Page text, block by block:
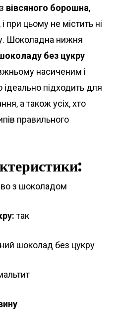
вівсяного борошна,
і при цьому не містить ні
Шоколадна нижня
без цукру
насиченим і
підходить для
а також усіх, хто
правильного
з шоколадом
так
шоколад без цукру